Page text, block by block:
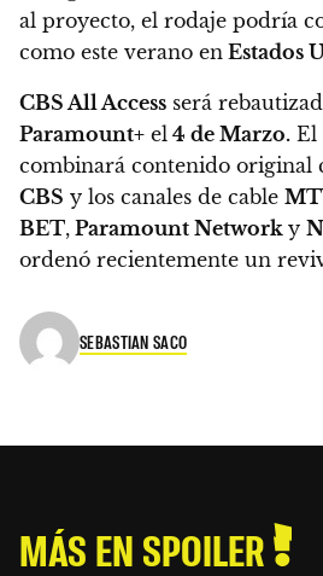
al proyecto, el rodaje podría
como este verano en Estados
CBS All Access será
Paramount+ el 4 de Marzo. El
combinará contenido original
CBS y los canales de cable
BET, Paramount Network y
ordenó recientemente un
SEBASTIAN SACO
MÁS EN SPOILER